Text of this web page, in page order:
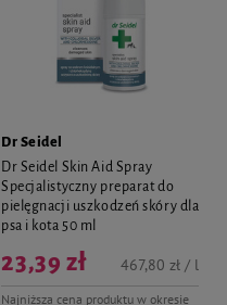
Dr Seidel
Dr Seidel Skin Aid Spray
Specjalistyczny preparat do
pielęgnacji uszkodzeń skóry dla
psa i kota 50 ml
23,39 zł
Najniższa cena produktu w okresie
467,80 zł / l